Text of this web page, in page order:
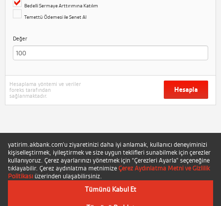
Bedelli Sermaye Arttırımına Katılım
Temettü Ödemesi ile Senet Al
Değer
Hesaplama yöntemi ve veriler
foreks tarafından
sağlanmaktadır.
Hesapla